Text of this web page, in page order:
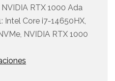
RTX 1000 Ada
Intel Core i7-14650HX,
NVIDIA RTX 1000